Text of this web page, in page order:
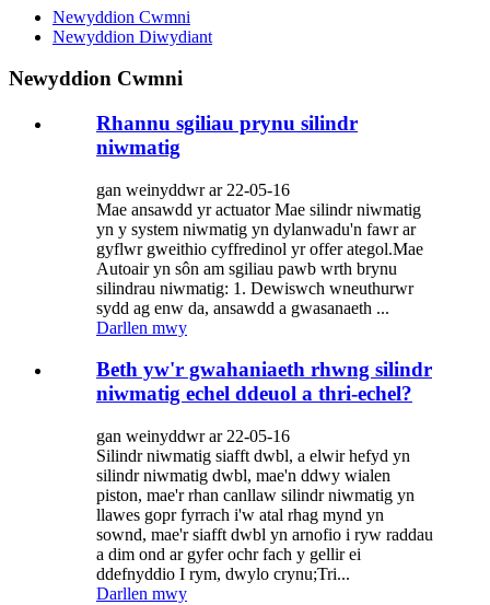
Newyddion Cwmni
Newyddion Diwydiant
Newyddion Cwmni
Rhannu sgiliau prynu silindr
niwmatig
gan weinyddwr ar 22-05-16
Mae ansawdd yr actuator Mae silindr niwmatig
yn y system niwmatig yn dylanwadu'n fawr ar
gyflwr gweithio cyffredinol yr offer ategol.Mae
Autoair yn sôn am sgiliau pawb wrth brynu
silindrau niwmatig: 1. Dewiswch wneuthurwr
sydd ag enw da, ansawdd a gwasanaeth ...
Darllen mwy
Beth yw'r gwahaniaeth rhwng silindr
niwmatig echel ddeuol a thri-echel?
gan weinyddwr ar 22-05-16
Silindr niwmatig siafft dwbl, a elwir hefyd yn
silindr niwmatig dwbl, mae'n ddwy wialen
piston, mae'r rhan canllaw silindr niwmatig yn
llawes gopr fyrrach i'w atal rhag mynd yn
sownd, mae'r siafft dwbl yn arnofio i ryw raddau
a dim ond ar gyfer ochr fach y gellir ei
ddefnyddio I rym, dwylo crynu;Tri...
Darllen mwy